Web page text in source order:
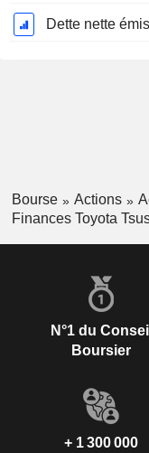
Dette nette
Bourse Actions
Finances Toyota
N°1 du Conseil
Boursier
+ 1 300 000